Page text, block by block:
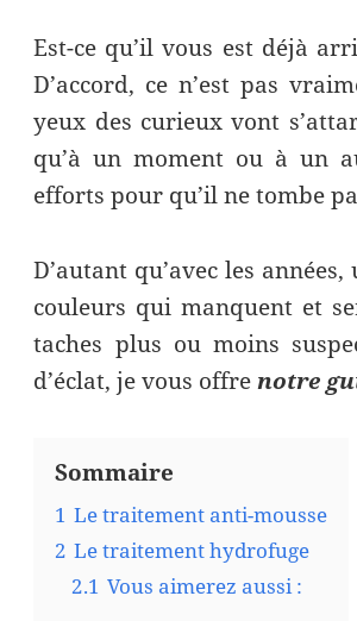
Est-ce qu’il vous est déjà
D’accord, ce n’est pas
yeux des curieux vont
qu’à un moment ou à un
efforts pour qu’il ne tombe
D’autant qu’avec les
couleurs qui manquent et
taches plus ou moins
d’éclat, je vous offrenotre
Sommaire
1 Le traitement anti-mousse
2 Le traitement hydrofuge
2.1 Vous aimerez aussi :